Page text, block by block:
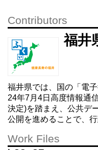
Contributors
福井
福井県では、国の「電
24年7月4日高度情報通
決定)を踏まえ、公共デ
公開を進めることで、
Work Files